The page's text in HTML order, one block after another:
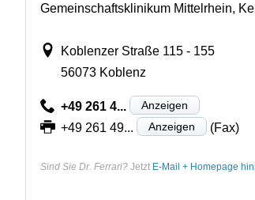
Gemeinschaftsklinikum Mittelrhein,
Koblenzer Straße 115 - 155
56073 Koblenz
+49 261 4... Anzeigen
+49 261 49... Anzeigen (Fax)
Sind Sie Dr. Ferrari? Jetzt E-Mail + Homepage